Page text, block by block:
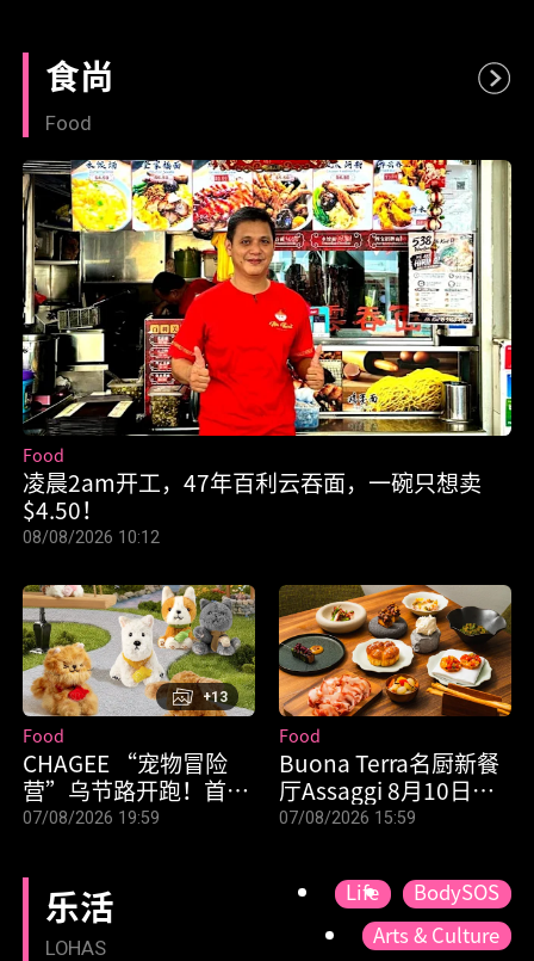
食尚
Food
凌晨2am开工，47年百利云吞面，一碗只想卖
$4.50！
Food
08/08/2026 10:12
CHAGEE “宠物冒险
营”乌节路开跑！首辆
宠物友好餐车亮相，3
Food
07/08/2026 19:59
+13
Buona Terra名厨新餐
厅Assaggi 8月10日开
张 午餐$58起！
Food
07/08/2026 15:59
乐活
LOHAS
Life
BodySOS
Arts & Culture